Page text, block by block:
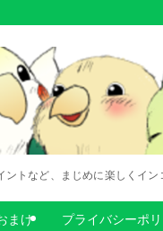
トなど、まじめに楽しくイ
まけ プライバシーポ